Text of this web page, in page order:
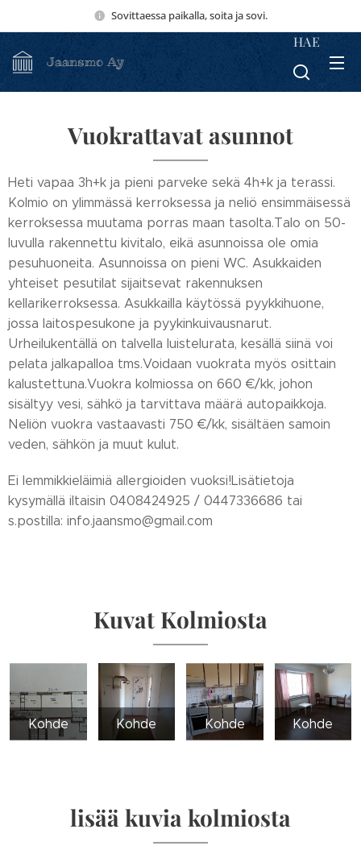
Sovittaessa paikalla, soita ja sovi.
Jaansmo Ay
HAE
Vuokrattavat asunnot
Heti vapaa 3h+k ja pieni parveke sekä 4h+k ja terassi.
Kolmio on ylimmässä kerroksessa ja neliö ensimmäisessä
kerroksessa muutama porras maan tasolta.Talo on 50-
luvulla rakennettu kivitalo, eikä asunnoissa ole omia
pesuhuoneita. Asunnoissa on pieni WC. Asukkaiden
yhteiset pesutilat sijaitsevat rakennuksen
kellarikerroksessa. Asukkailla käytössä pyykkihuone,
jossa laitospesukone ja pyykinkuivausnarut.
Urheilukentällä on talvella luistelurata, kesällä siinä voi
pelata jalkapalloa tms.Voidaan vuokrata myös osittain
kalustettuna.Vuokra kolmiossa on 660 €/kk, johon
sisältyy vesi, sähkö ja tarvittava määrä autopaikkoja.
Neliön vuokra vastaavasti 750 €/kk, sisältäen samoin
veden, sähkön ja muut kulut.
Ei lemmikkieläimiä allergioiden vuoksi!Lisätietoja
kysymällä iltaisin 0408424925 / 0447336686 tai
s.postilla: info.jaansmo@gmail.com
Kuvat Kolmiosta
Kohde Kohde Kohde Kohde
lisää kuvia kolmiosta